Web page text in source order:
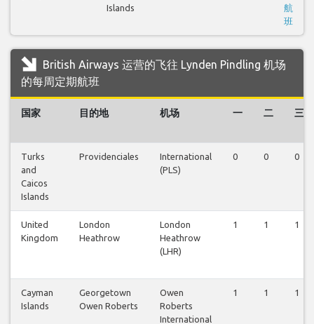
Islands
航
班
British Airways 运营的飞往 Lynden Pindling 机场
的每周定期航班
国家 目的地 机场 一 二 三
Turks
and
Caicos
Islands
Providenciales
International
(PLS)
0 0 0
United
Kingdom
London
Heathrow
London
Heathrow
(LHR)
1 1 1
Cayman
Islands
Georgetown
Owen Roberts
Owen
Roberts
International
1 1 1